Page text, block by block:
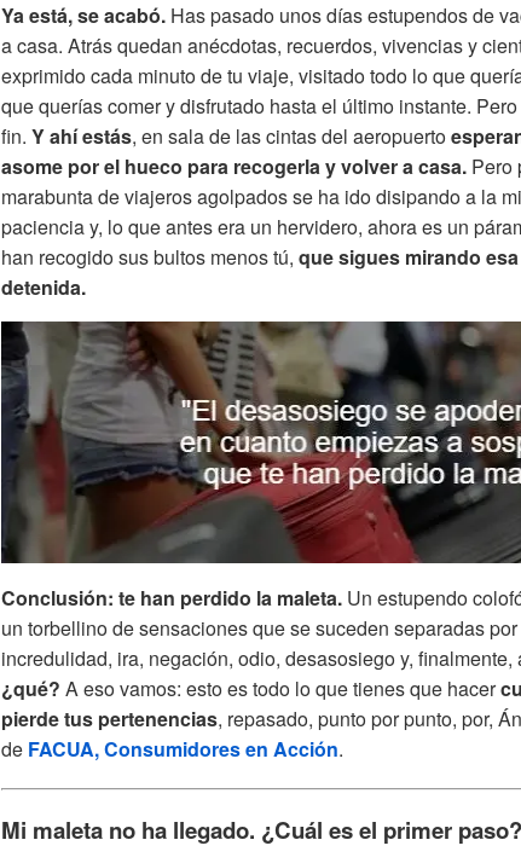
Ya está, se acabó. Has pasado unos días estupendos de
a casa. Atrás quedan anécdotas, recuerdos, vivencias y
exprimido cada minuto de tu viaje, visitado todo lo que
que querías comer y disfrutado hasta el último instante.
fin. Y ahí estás, en sala de las cintas del aeropuerto
asome por el hueco para recogerla y volver a casa. Pero
marabunta de viajeros agolpados se ha ido disipando a la
paciencia y, lo que antes era un hervidero, ahora es un
han recogido sus bultos menos tú, que sigues mirando
detenida.
Conclusión: te han perdido la maleta. Un estupendo
un torbellino de sensaciones que se suceden separadas
incredulidad, ira, negación, odio, desasosiego y, finalmente,
¿qué? A eso vamos: esto es todo lo que tienes que hacer
pierde tus pertenencias, repasado, punto por punto, por,
de FACUA, Consumidores en Acción.
Mi maleta no ha llegado. ¿Cuál es el primer paso?